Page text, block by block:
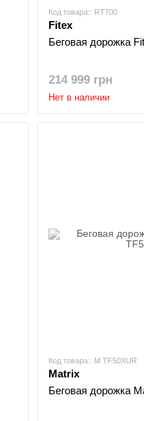
Код товара:: RT700
Fitex
Беговая дорожка
214 999 грн
Нет в наличии
Код товара:: M TF50XUR
Matrix
Беговая дорожка